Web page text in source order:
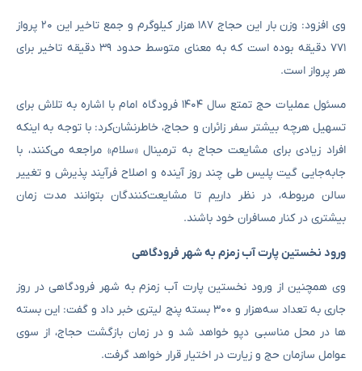
وی افزود: وزن بار این حجاج ۱۸۷ هزار کیلوگرم و جمع تاخیر این ۲۰ پرواز
۷۷۱ دقیقه بوده است که به معنای متوسط حدود ۳۹ دقیقه تاخیر برای
هر پرواز است.
مسئول عملیات حج تمتع سال ۱۴۰۴ فرودگاه امام با اشاره به تلاش برای
تسهیل هرچه بیشتر سفر زائران و حجاج، خاطرنشان‌کرد: با توجه به اینکه
افراد زیادی برای مشایعت حجاج به ترمینال «سلام» مراجعه می‌کنند، با
جابه‌جایی گیت پلیس طی چند روز آینده و اصلاح فرآیند پذیرش و تغییر
سالن مربوطه، در نظر داریم تا مشایعت‌کنندگان بتوانند مدت زمان
بیشتری در کنار مسافران خود باشند.
ورود نخستین پارت آب زمزم به شهر فرودگاهی
وی همچنین از ورود نخستین پارت آب زمزم به شهر فرودگاهی در روز
جاری به تعداد سه‌هزار و ۳۰۰ بسته پنج لیتری خبر داد و گفت: این بسته
ها در محل مناسبی دپو خواهد شد و در زمان بازگشت حجاج، از سوی
عوامل سازمان حج و زیارت در اختیار قرار خواهد گرفت.